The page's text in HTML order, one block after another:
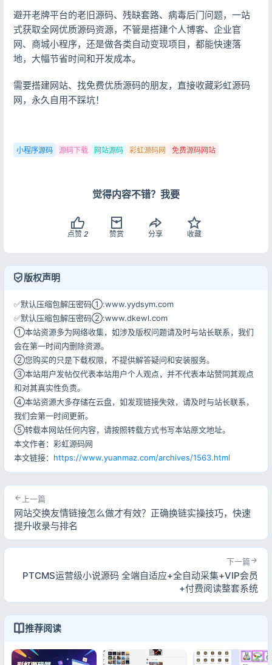
避开老牌平台的老旧源码、残缺套路、病毒后门问题，一站
式获取全网优质源码资源，不管是搭建个人博客、企业官
网、商城小程序，还是做各类自动变现项目，都能快速落
地，大幅节省时间和开发成本。
需要搭建网站、找免费优质源码的朋友，直接收藏彩虹源码
网，永久自用不踩坑！
小程序源码 源码下载 网站源码 彩虹源码网 免费源码网站
觉得内容不错？我要
点赞 2 赞赏 分享 收藏
版权声明
✅默认压缩包解压密码①:www.yydsym.com
✅默认压缩包解压密码②:www.dkewl.com
①本站资源多为网络收集，如涉及版权问题请及时与站长联系，我们
会在第一时间内删除资源。
②您购买的只是下载权限，不提供解答疑问和安装服务。
③本站用户发帖仅代表本站用户个人观点，并不代表本站赞同其观点
和对其真实性负责。
④本站资源大多存储在云盘，如发现链接失效，请及时与站长联系，
我们会第一时间更新。
⑤转载本网站任何内容，请按照转载方式书写本站原文地址。
本文作者：彩虹源码网
本文链接： https://www.yuanmaz.com/archives/1563.html
上一篇
网站交换友情链接怎么做才有效？正确换链实操技巧，快速
提升收录与排名
下一篇
PTCMS运营级小说源码 全端自适应+全自动采集+VIP会员
+付费阅读整套系统
推荐阅读